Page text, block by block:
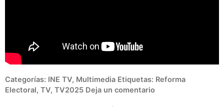
Categorías: INE TV, Multimedia Etiquetas: Reforma
Electoral, TV, TV2025 Deja un comentario